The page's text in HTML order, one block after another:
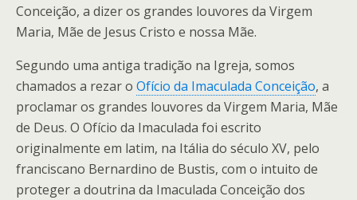
Conceição, a dizer os grandes louvores da Virgem
Maria, Mãe de Jesus Cristo e nossa Mãe.
Segundo uma antiga tradição na Igreja, somos
chamados a rezar o Ofício da Imaculada Conceição, a
proclamar os grandes louvores da Virgem Maria, Mãe
de Deus. O Ofício da Imaculada foi escrito
originalmente em latim, na Itália do século XV, pelo
franciscano Bernardino de Bustis, com o intuito de
proteger a doutrina da Imaculada Conceição dos